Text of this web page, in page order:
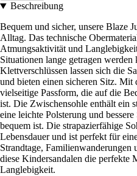
Beschreibung
Bequem und sicher, unsere Blaze
Alltag. Das technische
Atmungsaktivität und
Situationen lange getragen
Klettverschlüssen lassen sich die
und bieten einen sicheren Sitz.
vielseitige Passform, die auf die
ist. Die Zwischensohle enthält ein
eine leichte Polsterung und
bequem ist. Die strapazierfähige
Lebensdauer und ist perfekt für
Strandtage, Familienwanderungen
diese Kindersandalen die
Langlebigkeit.